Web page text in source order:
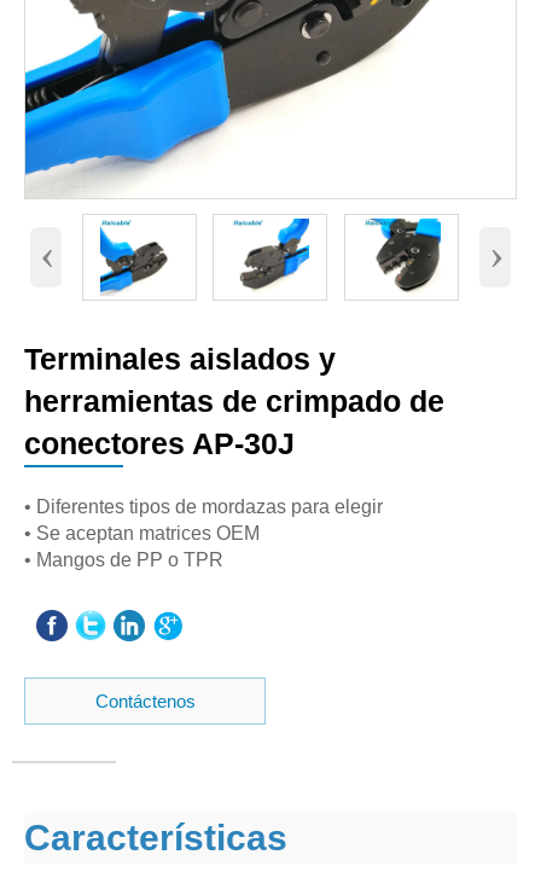
‹ ›
Terminales aislados y
herramientas de crimpado de
conectores AP-30J
• Diferentes tipos de mordazas para elegir
• Se aceptan matrices OEM
• Mangos de PP o TPR
Contáctenos
Características